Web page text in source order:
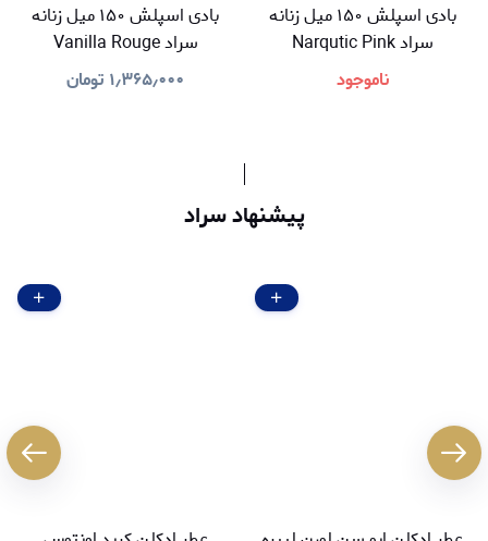
بادی اسپلش ۱۵۰ میل زنانه
سراد Narqutic Pink
ناموجود
بادی اسپلش ۱۵۰ میل زنانه
سراد Vanilla Rouge
۱٫۳۶۵٫۰۰۰ تومان
پیشنهاد سراد